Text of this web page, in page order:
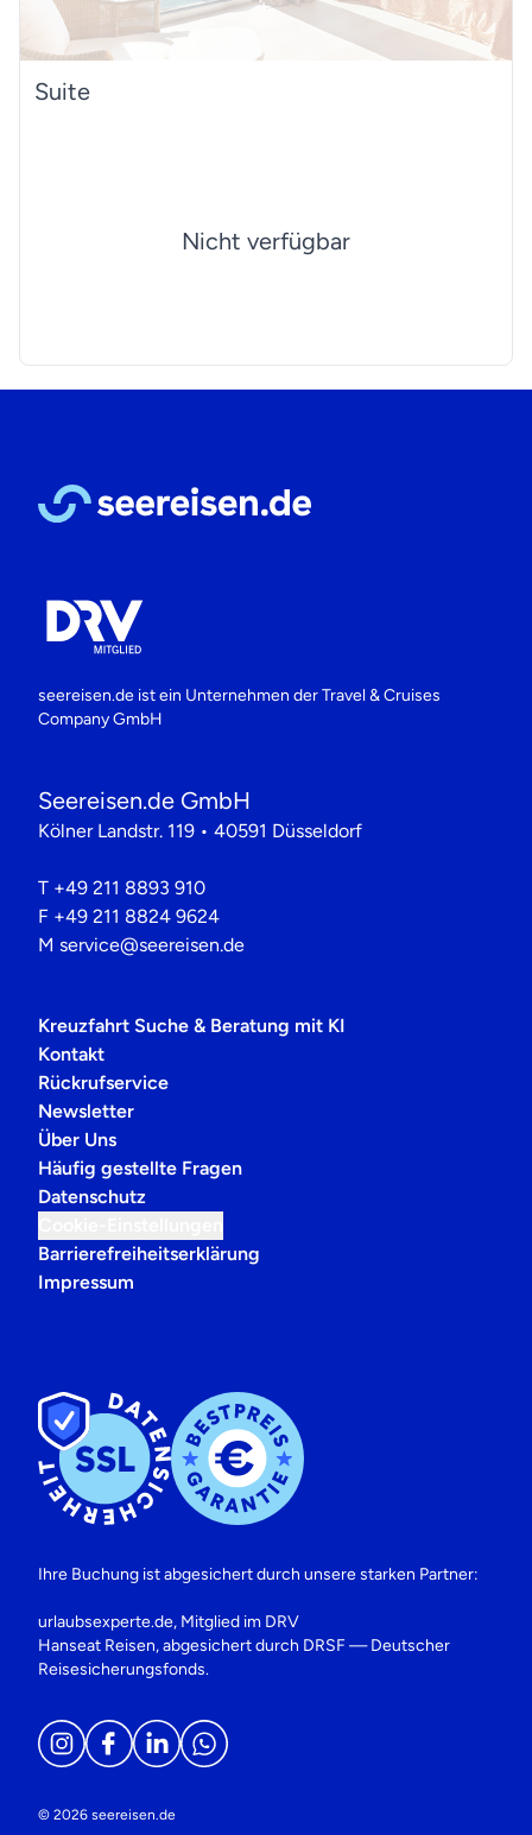
Suite
Nicht verfügbar
seereisen.de ist ein Unternehmen derTravel & Cruises
Company GmbH
Seereisen.de GmbH
Kölner Landstr. 119 • 40591 Düsseldorf
T +49 211 8893 910
F +49 211 8824 9624
M service@seereisen.de
Kreuzfahrt Suche & Beratung mit KI
Kontakt
Rückrufservice
Newsletter
Über Uns
Häufig gestellte Fragen
Datenschutz
Barrierefreiheitserklärung
Impressum
Ihre Buchung ist abgesichert durch unsere starken Partner:
urlaubsexperte.de, Mitglied im DRV
Hanseat Reisen, abgesichert durch DRSF — Deutscher
Reisesicherungsfonds.
© 2026 seereisen.de